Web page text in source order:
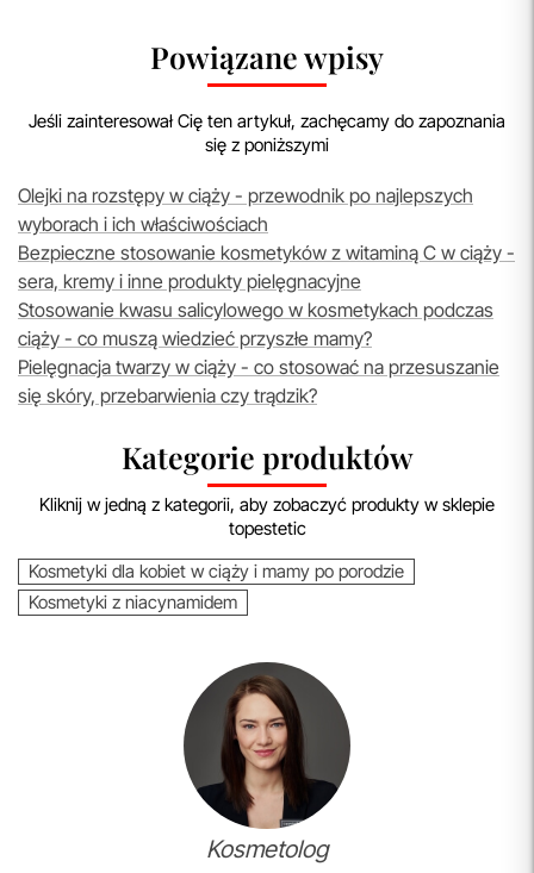
Powiązane wpisy
Jeśli zainteresował Cię ten artykuł, zachęcamy do zapoznania
się z poniższymi
Olejki na rozstępy w ciąży - przewodnik po najlepszych
wyborach i ich właściwościach
Bezpieczne stosowanie kosmetyków z witaminą C w ciąży -
sera, kremy i inne produkty pielęgnacyjne
Stosowanie kwasu salicylowego w kosmetykach podczas
ciąży - co muszą wiedzieć przyszłe mamy?
Pielęgnacja twarzy w ciąży - co stosować na przesuszanie
się skóry, przebarwienia czy trądzik?
Kategorie produktów
Kliknij w jedną z kategorii, aby zobaczyć produkty w sklepie
topestetic
Kosmetyki dla kobiet w ciąży i mamy po porodzie
Kosmetyki z niacynamidem
Kosmetolog